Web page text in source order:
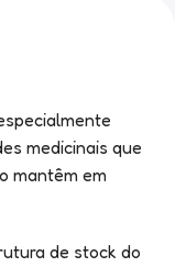
medicinais que
mantêm em
de stock do